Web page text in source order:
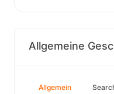
Allgemeine
Allgemein